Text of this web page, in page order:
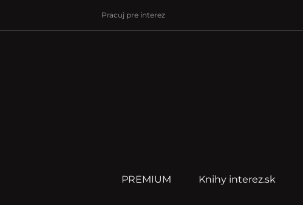
Pracuj pre interez
PREMIUM Knihy interez.sk